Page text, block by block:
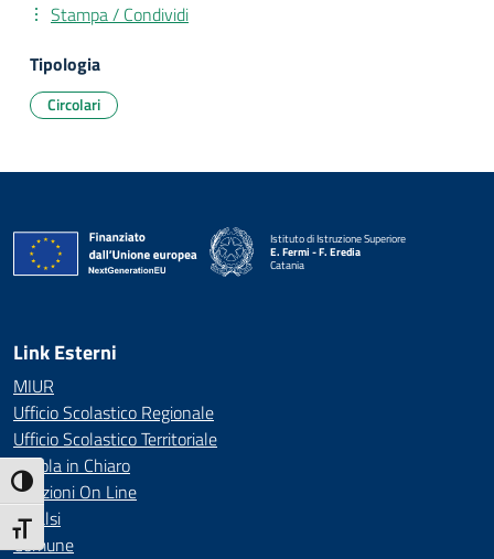
Attiva/disattiva alto contrasto
Attiva/disattiva dimensione testo
Stampa / Condividi
Tipologia
Circolari
Istituto di Istruzione Superiore
E. Fermi - F. Eredia
Catania
Link Esterni
MIUR
Ufficio Scolastico Regionale
Ufficio Scolastico Territoriale
Scuola in Chiaro
Iscrizioni On Line
Invalsi
Comune